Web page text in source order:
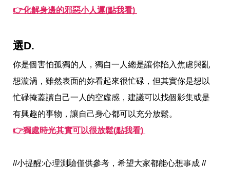
身
健
身
名
教
學
瘦
身
單
計
👉化解身邊的邪惡小人運(點我看)
選D.
你是個害怕孤獨的人，獨自一人總是讓你陷入焦慮與亂
想漩渦，雖然表面的妳看起來很忙碌，但其實你是想以
忙碌掩蓋讀自己一人的空虛感，建議可以找個影集或是
有興趣的事物，讓自己身心都可以充分放鬆。
👉獨處時光其實可以很放鬆(點我看)
//小提醒:心理測驗僅供參考，希望大家都能心想事成 //